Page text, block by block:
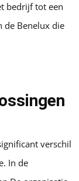
bedrijf tot een
Benelux die
verschil
In de